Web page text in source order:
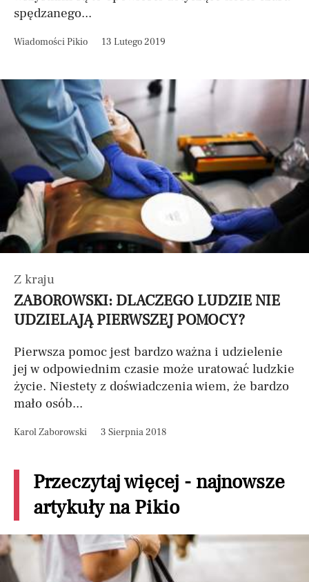
spędzanego...
Wiadomości Pikio 13 Lutego 2019
Z kraju
ZABOROWSKI: DLACZEGO LUDZIE NIE
UDZIELAJĄ PIERWSZEJ POMOCY?
Pierwsza pomoc jest bardzo ważna i udzielenie
jej w odpowiednim czasie może uratować ludzkie
życie. Niestety z doświadczenia wiem, że bardzo
mało osób...
Karol Zaborowski 3 Sierpnia 2018
Przeczytaj więcej - najnowsze
artykuły na Pikio